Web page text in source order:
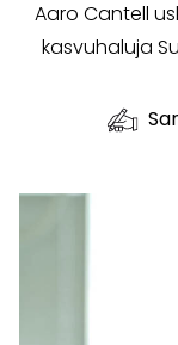
Aaro Cantell
kasvuhaluja